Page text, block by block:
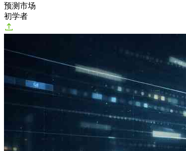
预测市场
初学者